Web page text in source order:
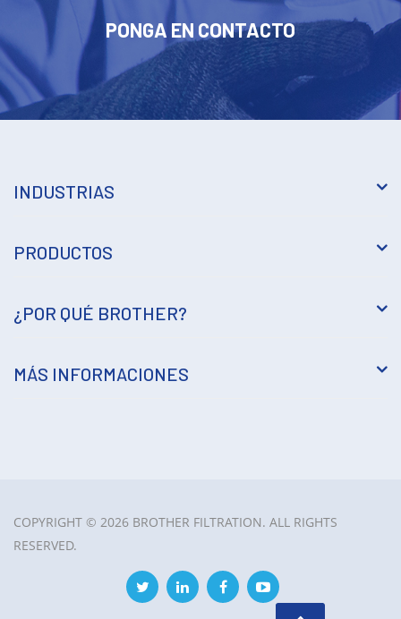
PONGA EN CONTACTO
INDUSTRIAS
PRODUCTOS
¿POR QUÉ BROTHER?
MÁS INFORMACIONES
COPYRIGHT © 2026 BROTHER FILTRATION. ALL RIGHTS
RESERVED.